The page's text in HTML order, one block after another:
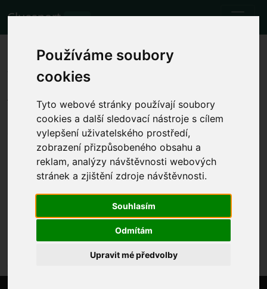
Používáme soubory
cookies
Tyto webové stránky používají soubory
cookies a další sledovací nástroje s cílem
vylepšení uživatelského prostředí,
zobrazení přizpůsobeného obsahu a
reklam, analýzy návštěvnosti webových
stránek a zjištění zdroje návštěvnosti.
Souhlasím
Odmítám
Upravit mé předvolby
Cluesport BETA
Nejlepší letenky a vstupenky na
fotbalový zápas Fiorentina vs.
Atalanta.
Zápasy 17.9.2023 Fiorentina 3 - 2 Atalanta
Zobrazit místní čas zápasu
ne 17.9.2023 čas bude určen
Stadio Artemio Franchi, Florence
(Itálie)
Serie A
Akce již proběhla. Nicméně můžete zkusit jinou
událost.